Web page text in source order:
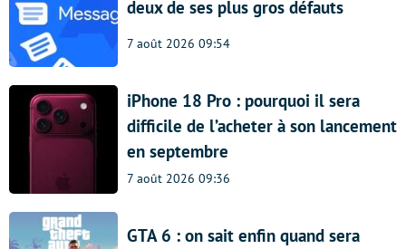
deux de ses plus gros défauts
7 août 2026 09:54
iPhone 18 Pro : pourquoi il sera
difficile de l’acheter à son lancement
en septembre
7 août 2026 09:36
GTA 6 : on sait enfin quand sera